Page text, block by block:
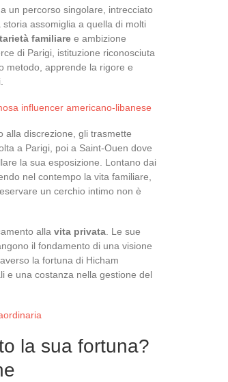
un percorso singolare, intrecciato
assomiglia a quella di molti
familiare e ambizione
di Parigi, istituzione riconosciuta
metodo, apprende la rigore e
influencer americano-libanese
alla discrezione, gli trasmette
a Parigi, poi a Saint-Ouen dove
la sua esposizione. Lontano dai
nel contempo la vita familiare,
un cerchio intimo non è
alla vita privata . Le sue
il fondamento di una visione
la fortuna di Hicham
e una costanza nella gestione del
la sua fortuna?